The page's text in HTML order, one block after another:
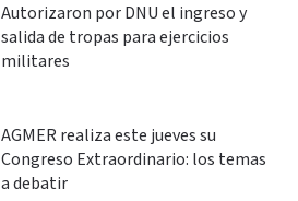
Autorizaron por DNU el ingreso y
salida de tropas para ejercicios
militares
AGMER realiza este jueves su
Congreso Extraordinario: los temas
a debatir